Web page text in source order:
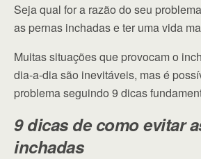
Seja qual for a razão do seu
as pernas inchadas e ter uma vida
Muitas situações que provocam o
dia-a-dia são inevitáveis, mas é
problema seguindo 9 dicas
9 dicas de como evitar
inchadas